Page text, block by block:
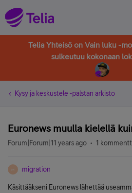
Telia Yhteisö on Vain luku -
sulkeutuu kokonaan
Kysy ja keskustele -palstan arkisto
Euronews muulla kielellä
Forum|Forum|11 years ago 1
M migration
Käsittääkseni Euronews lähettää